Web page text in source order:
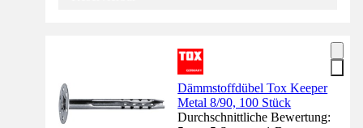
Dämmstoffdübel Tox Keeper
Metal 8/90, 100 Stück
Durchschnittliche Bewertung: